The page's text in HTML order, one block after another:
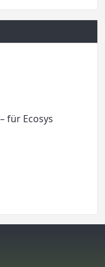
für Ecosys